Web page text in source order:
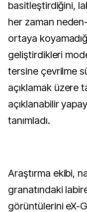
basitleştirdiğini,
her zaman
ortaya
geliştirdikleri
tersine çevrilme
açıklamak üzere
açıklanabilir
tanımladı.
Araştırma ekibi,
granatındaki
görüntülerini eX-